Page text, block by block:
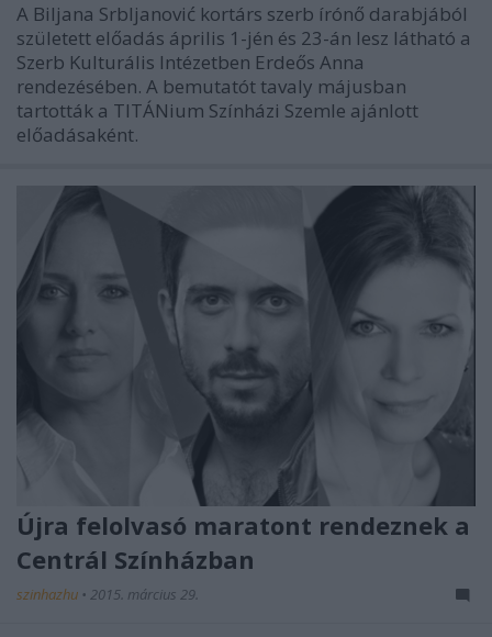
A Biljana Srbljanović kortárs szerb írónő darabjából
született előadás április 1-jén és 23-án lesz látható a
Szerb Kulturális Intézetben Erdeős Anna
rendezésében. A bemutatót tavaly májusban
tartották a TITÁNium Színházi Szemle ajánlott
előadásaként.
Újra felolvasó maratont rendeznek a
Centrál Színházban
szinhazhu • 2015. március 29.